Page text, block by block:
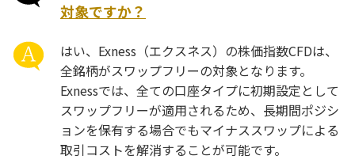
対象ですか？
はい、Exness（エクスネス）の株価指数CFDは、
全銘柄がスワップフリーの対象となります。
Exnessでは、全ての口座タイプに初期設定として
スワップフリーが適用されるため、長期間ポジシ
ョンを保有する場合でもマイナススワップによる
取引コストを解消することが可能です。